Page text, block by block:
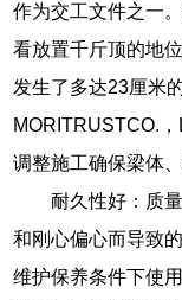
作为交工文件之一
看放置千斤顶的地
发生了多达23厘米
MORITRUSTCO.
调整施工确保梁体
耐久性好：质
和刚心偏心而导致
维护保养条件下使